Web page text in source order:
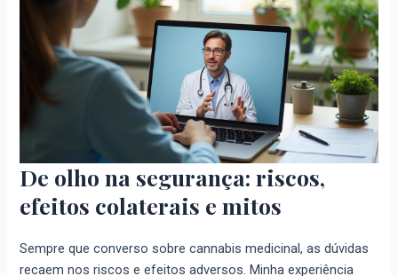
De olho na segurança: riscos,
efeitos colaterais e mitos
Sempre que converso sobre cannabis medicinal, as dúvidas
recaem nos riscos e efeitos adversos. Minha experiência